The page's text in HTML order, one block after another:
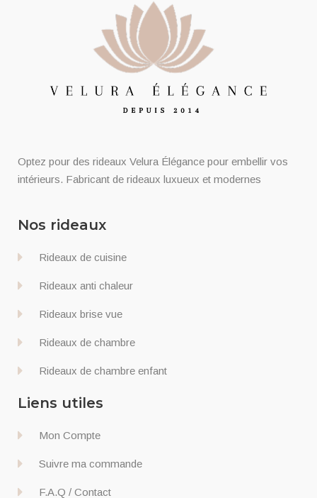
Optez pour des rideaux Velura Élégance pour embellir vos
intérieurs. Fabricant de rideaux luxueux et modernes
Nos rideaux
Rideaux de cuisine
Rideaux anti chaleur
Rideaux brise vue
Rideaux de chambre
Rideaux de chambre enfant
Liens utiles
Mon Compte
Suivre ma commande
F.A.Q / Contact